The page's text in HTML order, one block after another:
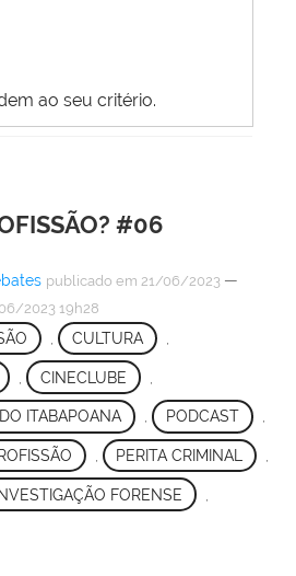
ao seu critério.
#06
publicado em 21/06/2023 —
2023 19h28
CULTURA
CINECLUBE
ITABAPOANA , PODCAST ,
PERITA CRIMINAL
INVESTIGAÇÃO FORENSE